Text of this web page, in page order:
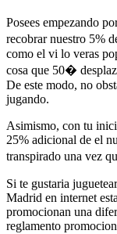
Posees empezando
recobrar nuestro 5%
como el vi lo veras
cosa que 50�
De este modo, no
jugando.
Asimismo, con tu
25% adicional de el
transpirado una vez
Si te gustaria
Madrid en internet
promocionan una
reglamento